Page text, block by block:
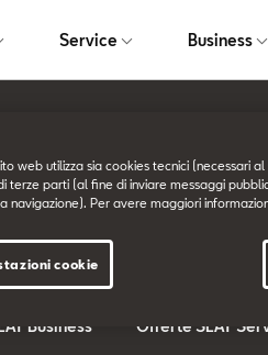
Service Business
Service
Business
Service
Offerte SEAT
web utilizza sia cookies tecnici (necessari
terze parti (al fine di inviare messaggi
navigazione). Per avere maggiori
cookie